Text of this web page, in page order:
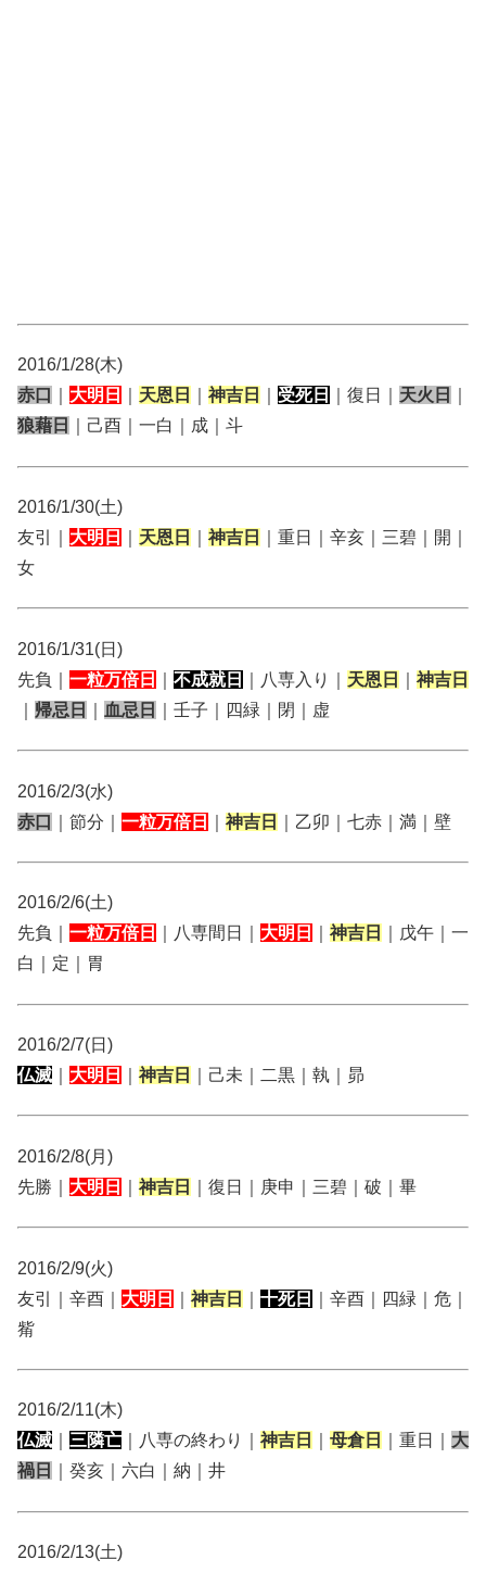
2016/1/28(木)
赤口
大明日 天恩日 神吉日 受死日 ｜復日｜ 天火日
狼藉日
｜己酉｜一白｜成｜斗
2016/1/30(土)
友引｜ 大明日 天恩日 神吉日
｜重日｜辛亥｜三碧｜開｜
女
2016/1/31(日)
先負｜ 一粒万倍日 不成就日 ｜八専入り｜ 天恩日
神吉日
帰忌日 血忌日 ｜壬子｜四緑｜閉｜虚
2016/2/3(水)
赤口
｜節分｜ 一粒万倍日 神吉日 ｜乙卯｜七赤｜満｜壁
2016/2/6(土)
先負｜ 一粒万倍日 ｜八専間日｜ 大明日 神吉日
｜戊午｜一
白｜定｜胃
2016/2/7(日)
仏滅
大明日 神吉日 ｜己未｜二黒｜執｜昴
2016/2/8(月)
先勝｜ 大明日 神吉日 ｜復日｜庚申｜三碧｜破｜畢
2016/2/9(火)
友引｜辛酉｜ 大明日 神吉日 十死日
｜辛酉｜四緑｜危｜
觜
2016/2/11(木)
仏滅
三隣亡 ｜八専の終わり｜ 神吉日 母倉日 ｜重日｜ 大
禍日
｜癸亥｜六白｜納｜井
2016/2/13(土)